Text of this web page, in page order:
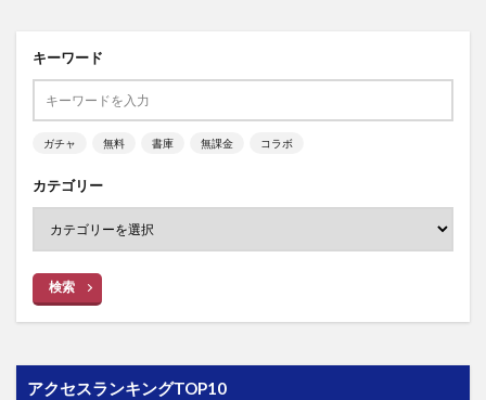
キーワード
ガチャ 無料 書庫 無課金 コラボ
カテゴリー
検索
アクセスランキングTOP10